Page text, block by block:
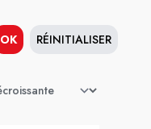
OK RÉINITIALISER